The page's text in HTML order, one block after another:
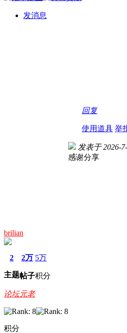
发消息
回复
使用道具 举
brilian
2
主题
2万
帖子
5万
积分
论坛元老
积分
发表于 2026-
感谢分享